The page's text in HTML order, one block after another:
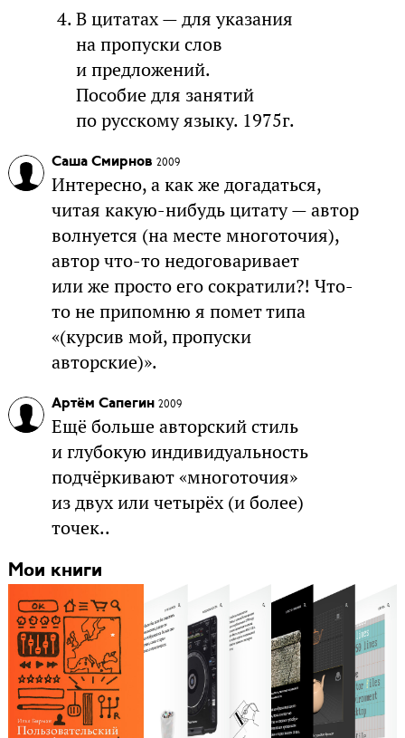
В цитатах — для указания
на пропуски слов
и предложений.
Пособие для занятий
по русскому языку. 1975г.
Саша Смирнов 2009
Интересно, а как же догадаться,
читая какую-нибудь цитату — автор
волнуется (на месте многоточия),
автор что-то недоговаривает
или же просто его сократили?! Что-
то не припомню я помет типа
«(курсив мой, пропуски
авторские)».
Артём Сапегин 2009
Ещё больше авторский стиль
и глубокую индивидуальность
подчёркивают «многоточия»
из двух или четырёх (и более)
точек..
Мои книги